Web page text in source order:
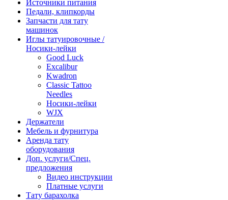
Источники питания
Педали, клипкорды
Запчасти для тату
машинок
Иглы татуировочные /
Носики-лейки
Good Luck
Excalibur
Kwadron
Classic Tattoo
Needles
Носики-лейки
WJX
Держатели
Мебель и фурнитура
Аренда тату
оборудования
Доп. услуги/Спец.
предложения
Видео инструкции
Платные услуги
Тату барахолка